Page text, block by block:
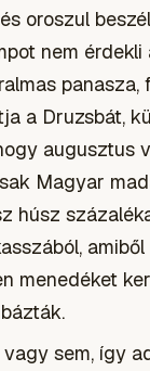
oroszul
nem érdekli
panasza,
a Druzsbát,
augusztus
Magyar
húsz
menedéket
sem, így